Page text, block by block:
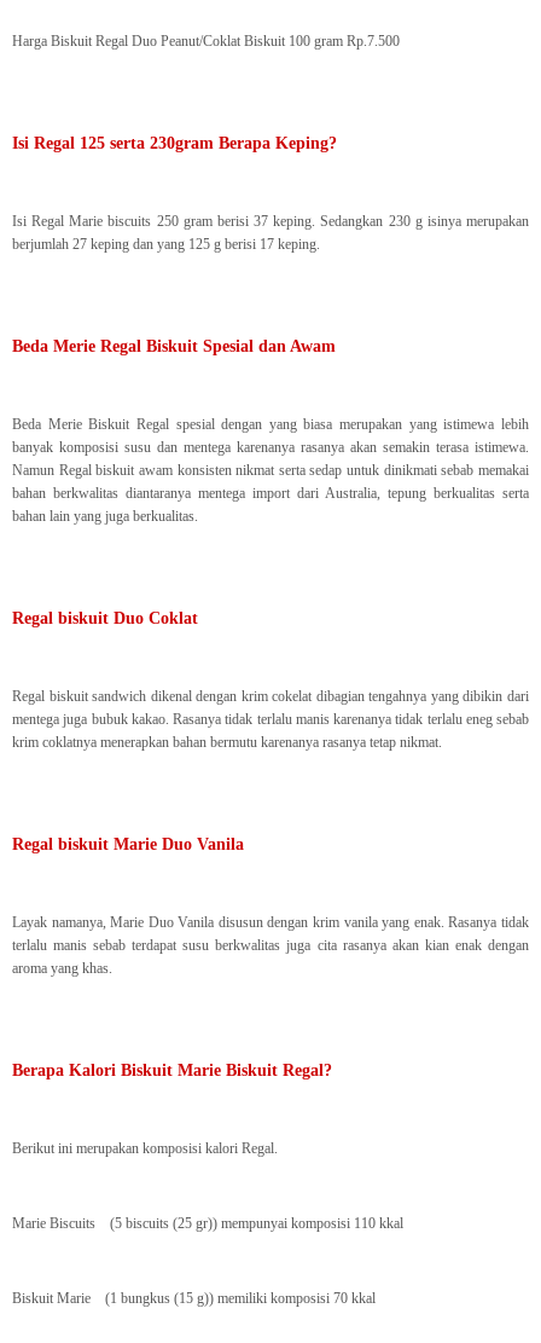
Harga Biskuit Regal Duo Peanut/Coklat Biskuit 100 gram Rp.7.500
Isi Regal 125 serta 230gram Berapa Keping?
Isi Regal Marie biscuits 250 gram berisi 37 keping. Sedangkan 230 g isinya merupakan
berjumlah 27 keping dan yang 125 g berisi 17 keping.
Beda Merie Regal Biskuit Spesial dan Awam
Beda Merie Biskuit Regal spesial dengan yang biasa merupakan yang istimewa lebih
banyak komposisi susu dan mentega karenanya rasanya akan semakin terasa istimewa.
Namun Regal biskuit awam konsisten nikmat serta sedap untuk dinikmati sebab memakai
bahan berkwalitas diantaranya mentega import dari Australia, tepung berkualitas serta
bahan lain yang juga berkualitas.
Regal biskuit Duo Coklat
Regal biskuit sandwich dikenal dengan krim cokelat dibagian tengahnya yang dibikin dari
mentega juga bubuk kakao. Rasanya tidak terlalu manis karenanya tidak terlalu eneg sebab
krim coklatnya menerapkan bahan bermutu karenanya rasanya tetap nikmat.
Regal biskuit Marie Duo Vanila
Layak namanya, Marie Duo Vanila disusun dengan krim vanila yang enak. Rasanya tidak
terlalu manis sebab terdapat susu berkwalitas juga cita rasanya akan kian enak dengan
aroma yang khas.
Berapa Kalori Biskuit Marie Biskuit Regal?
Berikut ini merupakan komposisi kalori Regal.
Marie Biscuits (5 biscuits (25 gr)) mempunyai komposisi 110 kkal
Biskuit Marie (1 bungkus (15 g)) memiliki komposisi 70 kkal